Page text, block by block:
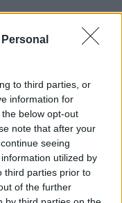
to third parties, or
information for
below opt-out
note that after your
seeing
utilized by
third parties prior to
of the further